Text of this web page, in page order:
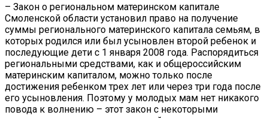
– Закон о региональном материнском капитале
Смоленской области установил право на получение
суммы регионального материнского капитала семьям, в
которых родился или был усыновлен второй ребенок и
последующие дети c 1 января 2008 года. Распорядиться
региональными средствами, как и общероссийским
материнским капиталом, можно только после
достижения ребенком трех лет или через три года после
его усыновления. Поэтому у молодых мам нет никакого
повода к волнению – этот закон с некоторыми